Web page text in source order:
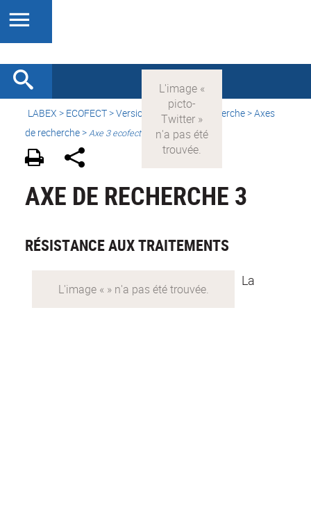
LABEX > ECOFECT>Version française
> Recherche > Axes
de recherche >Axe 3 ecofect
AXE DE RECHERCHE 3
RÉSISTANCE AUX TRAITEMENTS
La